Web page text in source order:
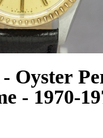
Oyster
- 1970-